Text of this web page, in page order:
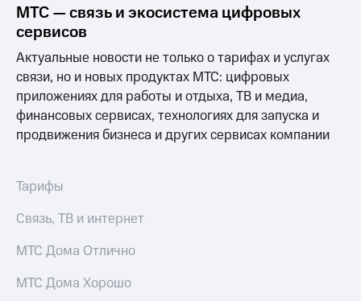
информации
Информация
акционерам
Документы
ПАО
"МТС"
Собрания
акционеров
Личный
Контроль
аудит
акций
МТС — связь и экосистема цифровых
сервисов
Актуальные новости не только о тарифах и услугах
связи, но и новых продуктах МТС: цифровых
приложениях для работы и отдыха, ТВ и медиа,
финансовых сервисах, технологиях для запуска и
продвижения бизнеса и других сервисах компании
Тарифы
Связь, ТВ и интернет
МТС Дома Отлично
МТС Дома Хорошо